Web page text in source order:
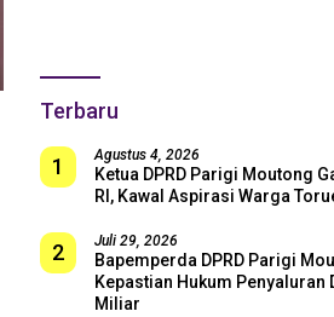
Terbaru
1 Agustus 4, 2026
Ketua DPRD Parigi Moutong
RI, Kawal Aspirasi Warga
2 Juli 29, 2026
Bapemperda DPRD Parigi
Kepastian Hukum Penyaluran
Miliar